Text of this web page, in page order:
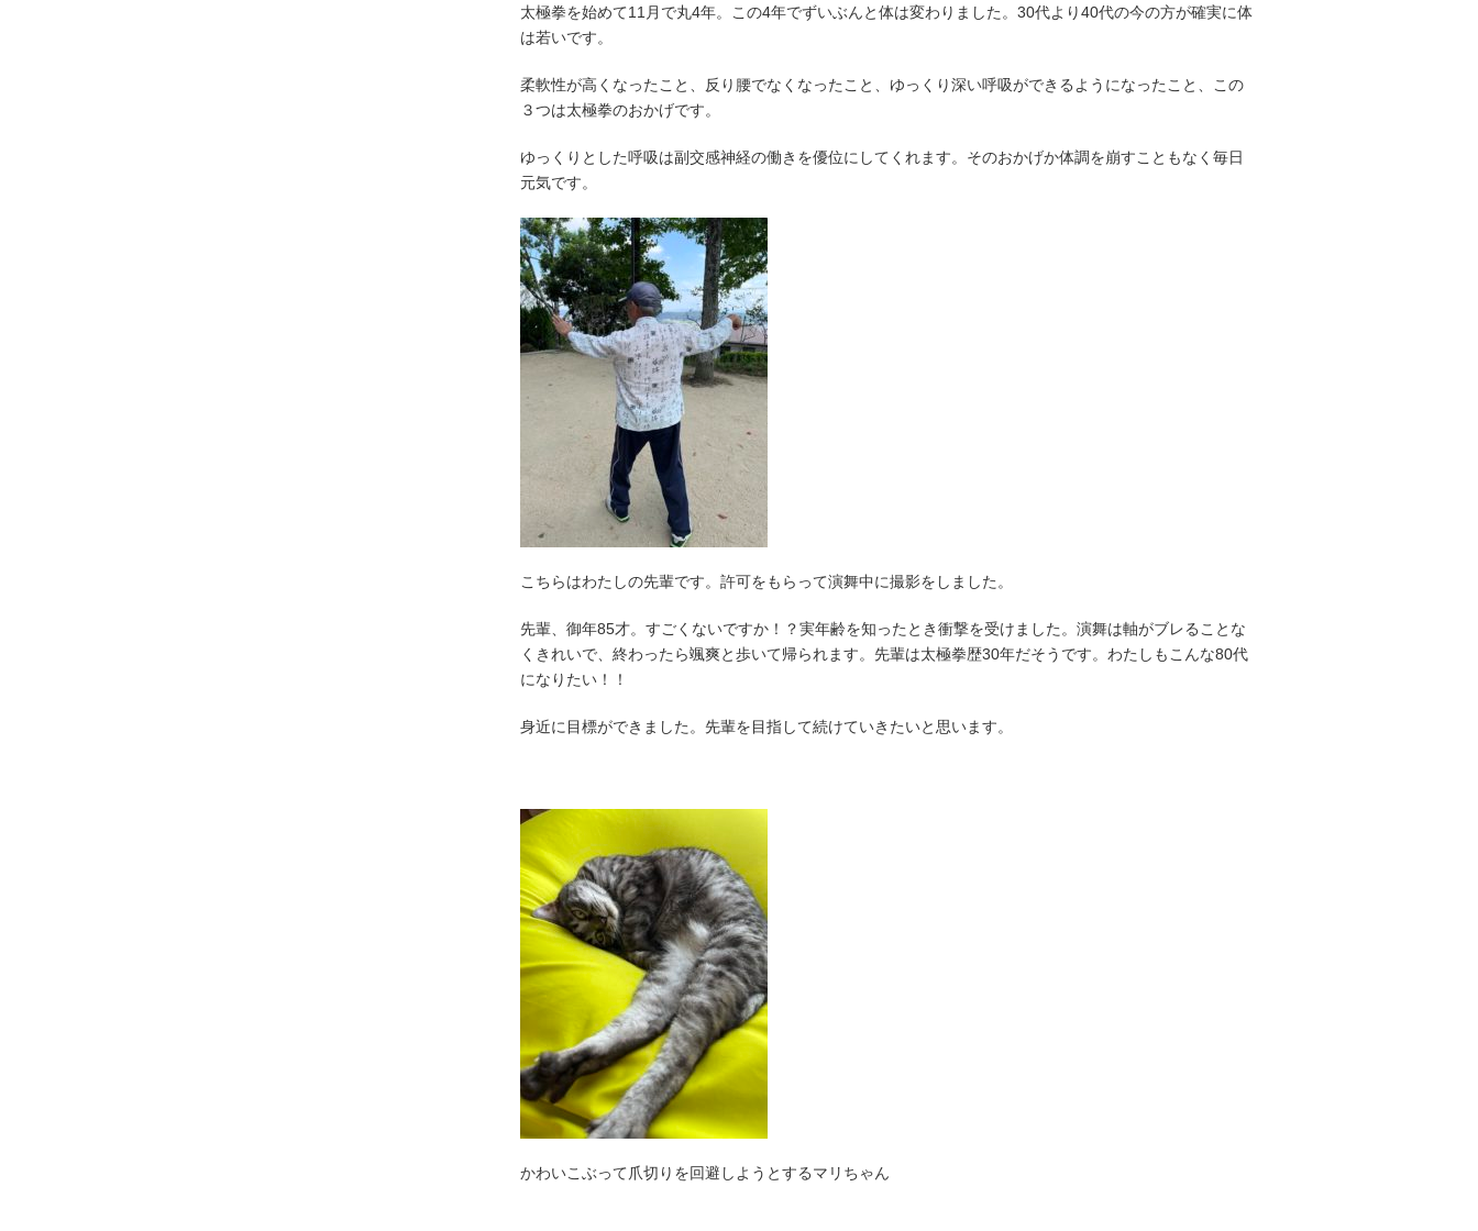
太極拳を始めて11月で丸4年。この4年でずいぶんと体は変わりました。30代より40代の今の方が確実に体
は若いです。
柔軟性が高くなったこと、反り腰でなくなったこと、ゆっくり深い呼吸ができるようになったこと、この
３つは太極拳のおかげです。
ゆっくりとした呼吸は副交感神経の働きを優位にしてくれます。そのおかげか体調を崩すこともなく毎日
元気です。
こちらはわたしの先輩です。許可をもらって演舞中に撮影をしました。
先輩、御年85才。すごくないですか！？実年齢を知ったとき衝撃を受けました。演舞は軸がブレることな
くきれいで、終わったら颯爽と歩いて帰られます。先輩は太極拳歴30年だそうです。わたしもこんな80代
になりたい！！
身近に目標ができました。先輩を目指して続けていきたいと思います。
かわいこぶって爪切りを回避しようとするマリちゃん